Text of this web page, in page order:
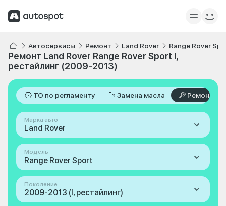
Автосервисы Ремонт Land Rover Range Rover
Ремонт Land Rover Range Rover Sport I,
рестайлинг (2009-2013)
ТО по регламенту Замена масла Ремонт
Марка авто
Land Rover
Модель
Range Rover Sport
Поколение
2009-2013 (I, рестайлинг)